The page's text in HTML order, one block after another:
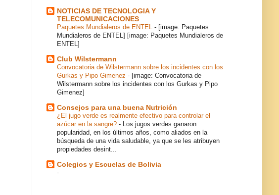
NOTICIAS DE TECNOLOGIA Y
TELECOMUNICACIONES
Paquetes Mundialeros de ENTEL - [image: Paquetes
Mundialeros de ENTEL] [image: Paquetes Mundialeros de
ENTEL]
Club Wilstermann
Convocatoria de Wilstermann sobre los incidentes con los
Gurkas y Pipo Gimenez - [image: Convocatoria de
Wilstermann sobre los incidentes con los Gurkas y Pipo
Gimenez]
Consejos para una buena Nutrición
¿El jugo verde es realmente efectivo para controlar el
azúcar en la sangre? - Los jugos verdes ganaron
popularidad, en los últimos años, como aliados en la
búsqueda de una vida saludable, ya que se les atribuyen
propiedades desint...
Colegios y Escuelas de Bolivia
-